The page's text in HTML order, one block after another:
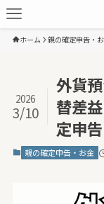
ホーム 親の確定申告・
外貨
替差
定申
2026
3/10
親の確定申告・お金